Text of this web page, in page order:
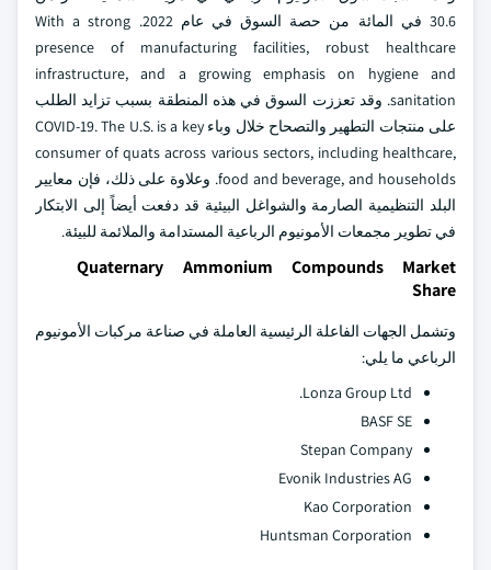
30.6 في المائة من حصة السوق في عام 2022. With a strong
presence of manufacturing facilities, robust healthcare
infrastructure, and a growing emphasis on hygiene and
sanitation. وقد تعززت السوق في هذه المنطقة بسبب تزايد الطلب
على منتجات التطهير والتصحاح خلال وباء COVID-19. The U.S. is a key
consumer of quats across various sectors, including healthcare,
food and beverage, and households. وعلاوة على ذلك، فإن معايير
البلد التنظيمية الصارمة والشواغل البيئية قد دفعت أيضاً إلى الابتكار
في تطوير مجمعات الأمونيوم الرباعية المستدامة والملائمة للبيئة.
Quaternary Ammonium Compounds Market
Share
وتشمل الجهات الفاعلة الرئيسية العاملة في صناعة مركبات الأمونيوم
الرباعي ما يلي:
Lonza Group Ltd.
BASF SE
Stepan Company
Evonik Industries AG
Kao Corporation
Huntsman Corporation